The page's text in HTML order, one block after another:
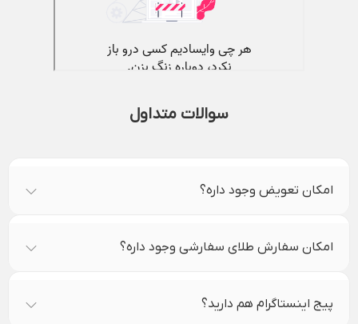
سوالات متداول
امکان تعویض وجود داره؟
امکان سفارش طلای سفارشی وجود داره؟
پیج اینستاگرام هم دارید؟